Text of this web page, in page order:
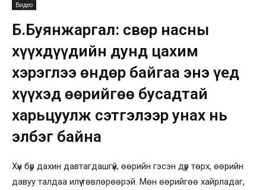
Видео
Б.Буянжаргал: Өсвөр насны
хүүхдүүдийн дунд цахим
хэрэглээ өндөр байгаа энэ үед
хүүхэд өөрийгөө бусадтай
харьцуулж сэтгэлээр унах нь
элбэг байна
Хүн бүр дахин давтагдашгүй, өөрийн гэсэн дүр төрх, өөрийн
давуу талдаа илүү төвлөрөөрэй. Мөн өөрийгөө хайрладаг,